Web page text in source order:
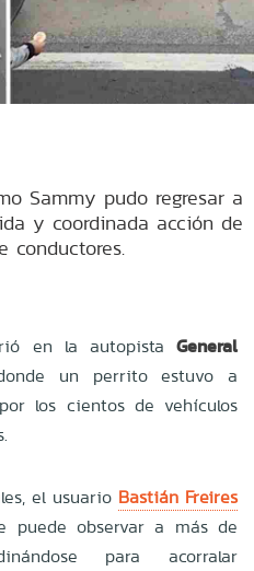
Sammy pudo regresar a
y coordinada acción de
conductores.
en la autopista General
un perrito estuvo a
los cientos de vehículos
el usuario Bastián Freires
puede observar a más de
para acorralar